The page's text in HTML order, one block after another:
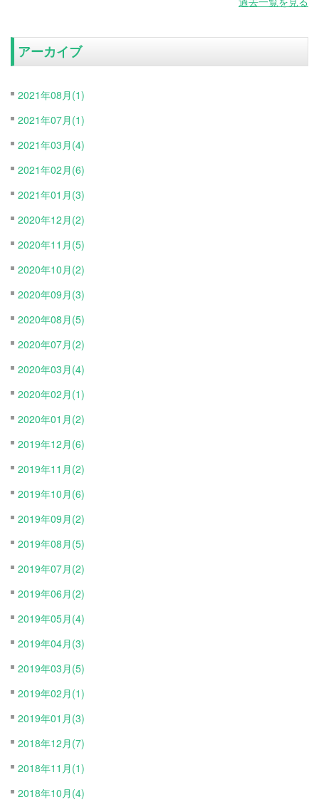
アーカイブ
2021年08月(1)
2021年07月(1)
2021年03月(4)
2021年02月(6)
2021年01月(3)
2020年12月(2)
2020年11月(5)
2020年10月(2)
2020年09月(3)
2020年08月(5)
2020年07月(2)
2020年03月(4)
2020年02月(1)
2020年01月(2)
2019年12月(6)
2019年11月(2)
2019年10月(6)
2019年09月(2)
2019年08月(5)
2019年07月(2)
2019年06月(2)
2019年05月(4)
2019年04月(3)
2019年03月(5)
2019年02月(1)
2019年01月(3)
2018年12月(7)
2018年11月(1)
2018年10月(4)